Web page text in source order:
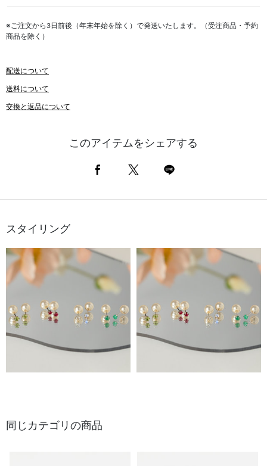
※ご注文から3日前後（年末年始を除く）で発送いたします。（受注商品・予約
商品を除く）
配送について
送料について
交換と返品について
このアイテムをシェアする
スタイリング
同じカテゴリの商品